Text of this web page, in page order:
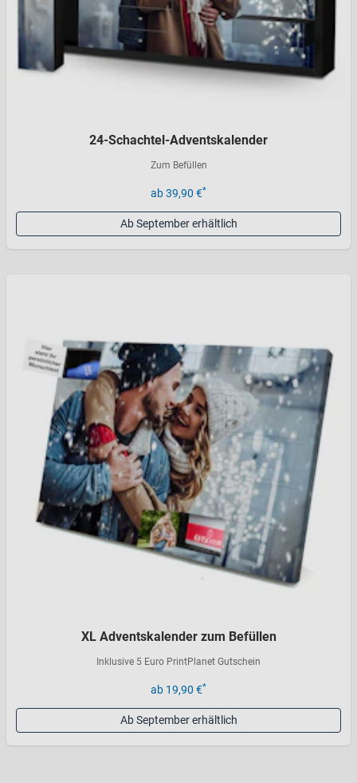
24-Schachtel-Adventskalender
Zum Befüllen
ab 39,90 €*
Ab September erhältlich
XL Adventskalender zum Befüllen
Inklusive 5 Euro PrintPlanet Gutschein
ab 19,90 €*
Ab September erhältlich